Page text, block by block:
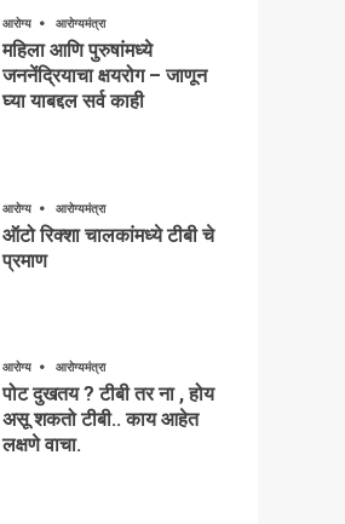
आरोग्य आरोग्यमंत्रा
महिला आणि पुरुषांमध्ये
जननेंद्रियाचा क्षयरोग – जाणून
घ्या याबद्दल सर्व काही
आरोग्य आरोग्यमंत्रा
ऑटो रिक्शा चालकांमध्ये टीबी चे
प्रमाण
आरोग्य आरोग्यमंत्रा
पोट दुखतय ? टीबी तर ना , होय
असू शकतो टीबी.. काय आहेत
लक्षणे वाचा.